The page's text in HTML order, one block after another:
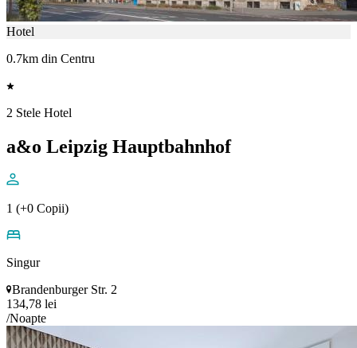
Hotel
0.7km din Centru
2 Stele Hotel
a&o Leipzig Hauptbahnhof
1 (+0 Copii)
Singur
Brandenburger Str. 2
134,78 lei
/Noapte